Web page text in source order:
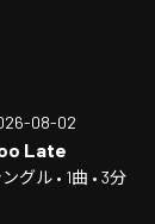
08-02
Late
グル • 1曲 • 3分